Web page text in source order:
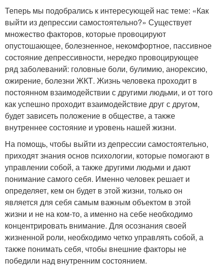
Теперь мы подобрались к интересующей нас теме: «Как
выйти из депрессии самостоятельно?» Существует
множество факторов, которые провоцируют
опустошающее, болезненное, некомфортное, пассивное
состояние депрессивности, нередко провоцирующее
ряд заболеваний: головные боли, булимию, анорексию,
ожирение, болезни ЖКТ. Жизнь человека проходит в
постоянном взаимодействии с другими людьми, и от того
как успешно проходит взаимодействие друг с другом,
будет зависеть положение в обществе, а также
внутреннее состояние и уровень нашей жизни.
На помощь, чтобы выйти из депрессии самостоятельно,
приходят знания основ психологии, которые помогают в
управлении собой, а также другими людьми и дают
понимание самого себя. Именно человек решает и
определяет, кем он будет в этой жизни, только он
является для себя самым важным объектом в этой
жизни и не на ком-то, а именно на себе необходимо
концентрировать внимание. Для осознания своей
жизненной роли, необходимо четко управлять собой, а
также понимать себя, чтобы внешние факторы не
победили над внутренним состоянием.